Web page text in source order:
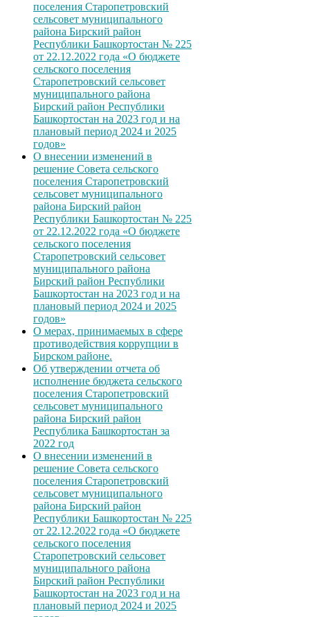
поселения Старопетровский
сельсовет муниципального
района Бирский район
Республики Башкортостан № 225
от 22.12.2022 года «О бюджете
сельского поселения
Старопетровский сельсовет
муниципального района
Бирский район Республики
Башкортостан на 2023 год и на
плановый период 2024 и 2025
годов»
О внесении изменений в
решение Совета сельского
поселения Старопетровский
сельсовет муниципального
района Бирский район
Республики Башкортостан № 225
от 22.12.2022 года «О бюджете
сельского поселения
Старопетровский сельсовет
муниципального района
Бирский район Республики
Башкортостан на 2023 год и на
плановый период 2024 и 2025
годов»
О мерах, принимаемых в сфере
противодействия коррупции в
Бирском районе.
Об утверждении отчета об
исполнение бюджета сельского
поселения Старопетровский
сельсовет муниципального
района Бирский район
Республика Башкортостан за
2022 год
О внесении изменений в
решение Совета сельского
поселения Старопетровский
сельсовет муниципального
района Бирский район
Республики Башкортостан № 225
от 22.12.2022 года «О бюджете
сельского поселения
Старопетровский сельсовет
муниципального района
Бирский район Республики
Башкортостан на 2023 год и на
плановый период 2024 и 2025